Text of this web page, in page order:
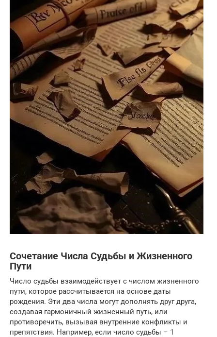
Сочетание Числа Судьбы и Жизненного
Пути
Число судьбы взаимодействует с числом жизненного
пути, которое рассчитывается на основе даты
рождения. Эти два числа могут дополнять друг друга,
создавая гармоничный жизненный путь, или
противоречить, вызывая внутренние конфликты и
препятствия. Например, если число судьбы – 1